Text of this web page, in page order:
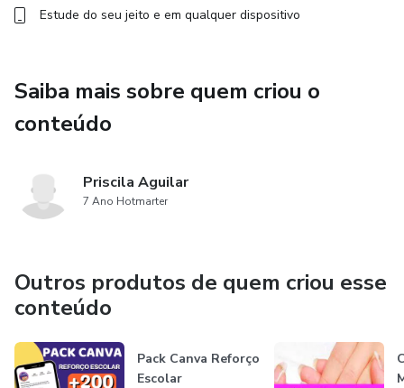
Estude do seu jeito e em qualquer dispositivo
Saiba mais sobre quem criou o
conteúdo
Priscila Aguilar
7 Ano Hotmarter
Outros produtos de quem criou esse
conteúdo
Pack Canva Reforço
Escolar